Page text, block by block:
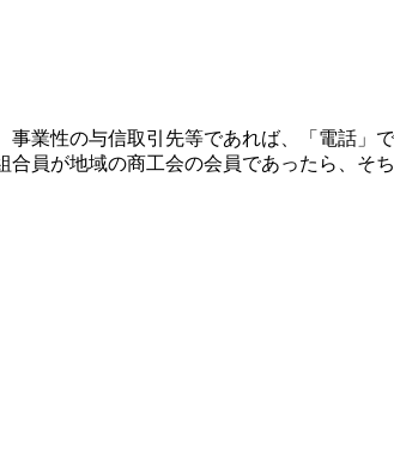
業性の与信取引先等であれば、「電話」
員が地域の商工会の会員であったら、そ